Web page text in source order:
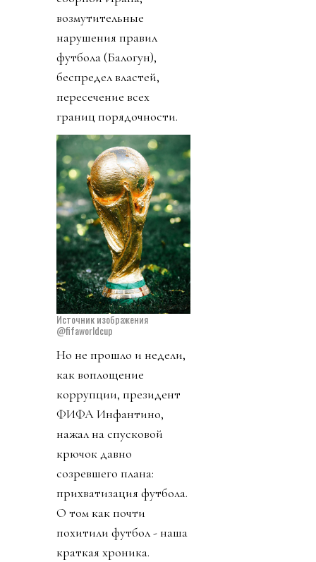
возмутительные
нарушения правил
футбола (Балогун),
беспредел властей,
пересечение всех
границ порядочности.
Источник изображения
@fifaworldcup
Но не прошло и недели,
как воплощение
коррупции, президент
ФИФА Инфантино,
нажал на спусковой
крючок давно
созревшего плана:
прихватизация футбола.
О том как почти
похитили футбол - наша
краткая хроника.